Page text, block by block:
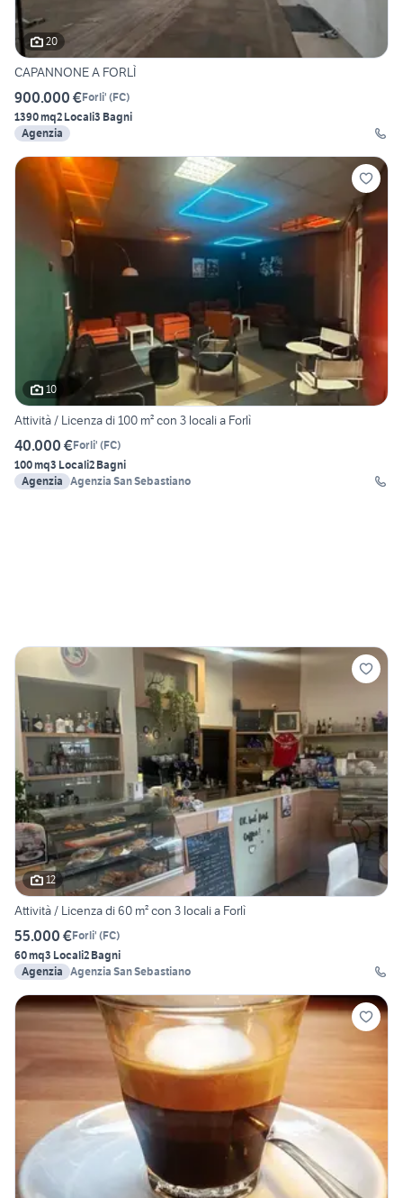
20
CAPANNONE A FORLÌ
900.000 €Forli' (FC)
1390 mq2 Locali3 Bagni
Agenzia
10
Attività / Licenza di 100 m² con 3 locali a Forlì
40.000 €Forli' (FC)
100 mq3 Locali2 Bagni
Agenzia Agenzia San Sebastiano
12
Attività / Licenza di 60 m² con 3 locali a Forlì
55.000 €Forli' (FC)
60 mq3 Locali2 Bagni
Agenzia Agenzia San Sebastiano